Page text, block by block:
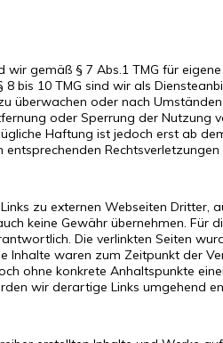
wir gemäß § 7 Abs.1 TMG für
8 bis 10 TMG sind wir als
überwachen oder nach
oder Sperrung der Nutzung
Haftung ist jedoch erst ab
entsprechenden
zu externen Webseiten Dritter,
keine Gewähr übernehmen. Für
Die verlinkten Seiten
Inhalte waren zum Zeitpunkt der
ohne konkrete Anhaltspunkte
wir derartige Links umgehend